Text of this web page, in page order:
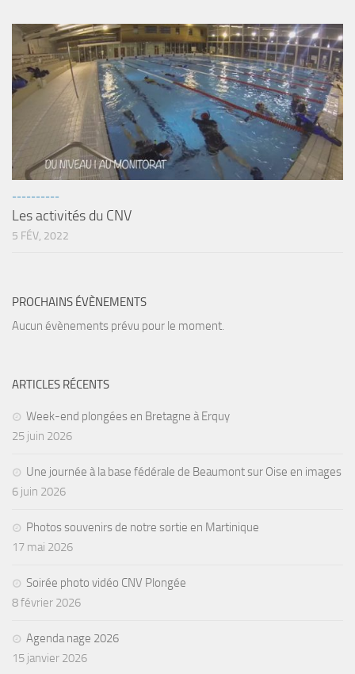
----------
Les activités du CNV
5 FÉV, 2022
PROCHAINS ÉVÈNEMENTS
Aucun évènements prévu pour le moment.
ARTICLES RÉCENTS
Week-end plongées en Bretagne à Erquy
25 juin 2026
Une journée à la base fédérale de Beaumont sur Oise en images
6 juin 2026
Photos souvenirs de notre sortie en Martinique
17 mai 2026
Soirée photo vidéo CNV Plongée
8 février 2026
Agenda nage 2026
15 janvier 2026